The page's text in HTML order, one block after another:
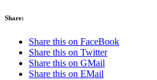
Share:
Share this on FaceBook
Share this on Twitter
Share this on GMail
Share this on EMail